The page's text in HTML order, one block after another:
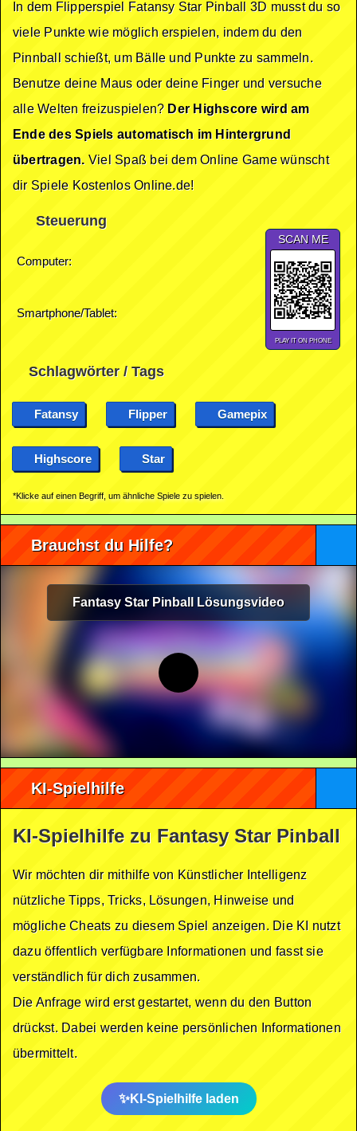
In dem Flipperspiel Fatansy Star Pinball 3D musst du so
viele Punkte wie möglich erspielen, indem du den
Pinnball schießt, um Bälle und Punkte zu sammeln.
Benutze deine Maus oder deine Finger und versuche
alle Welten freizuspielen? Der Highscore wird am
Ende des Spiels automatisch im Hintergrund
übertragen. Viel Spaß bei dem Online Game wünscht
dir Spiele Kostenlos Online.de!
Steuerung
Computer:
Smartphone/Tablet:
SCAN ME
PLAY IT ON PHONE
Schlagwörter / Tags
Fatansy Flipper Gamepix
Highscore Star
*Klicke auf einen Begriff, um ähnliche Spiele zu spielen.
Brauchst du Hilfe?
Fantasy Star Pinball Lösungsvideo
KI-Spielhilfe
KI-Spielhilfe zu Fantasy Star Pinball
Wir möchten dir mithilfe von Künstlicher Intelligenz
nützliche Tipps, Tricks, Lösungen, Hinweise und
mögliche Cheats zu diesem Spiel anzeigen. Die KI nutzt
dazu öffentlich verfügbare Informationen und fasst sie
verständlich für dich zusammen.
Die Anfrage wird erst gestartet, wenn du den Button
drückst. Dabei werden keine persönlichen Informationen
übermittelt.
KI-Spielhilfe laden